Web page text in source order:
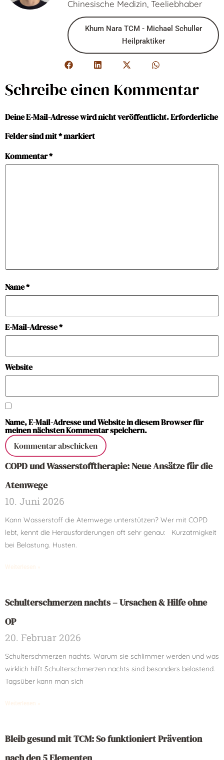
Chinesische Medizin, Teeliebhaber
Khum Nara TCM - Michael Schuller
Heilpraktiker
Schreibe einen Kommentar
Deine E-Mail-Adresse wird nicht veröffentlicht.Erforderliche
Felder sind mit*markiert
Kommentar*
Name*
E-Mail-Adresse*
Website
Name, E-Mail-Adresse und Website in diesem Browser für
meinen nächsten Kommentar speichern.
COPD und Wasserstofftherapie: Neue Ansätze für die
Atemwege
10. Juni 2026
Kann Wasserstoff die Atemwege unterstützen? Wer mit COPD
lebt, kennt die Herausforderungen oft sehr genau: Kurzatmigkeit
bei Belastung. Husten.
Weiterlesen »
Schulterschmerzen nachts – Ursachen & Hilfe ohne
OP
20. Februar 2026
Schulterschmerzen nachts. Warum sie schlimmer werden und was
wirklich hilft Schulterschmerzen nachts sind besonders belastend.
Tagsüber kann man sich
Weiterlesen »
Bleib gesund mit TCM: So funktioniert Prävention